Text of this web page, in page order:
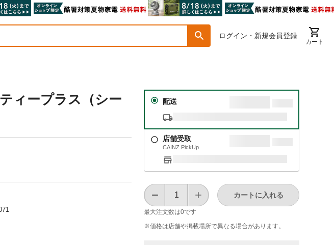
ログイン・新規会員登録
カート
ィープラス（シー
配送
店舗受取
CAINZ PickUp
最大注文数は0です
カートに入れる
※価格は​店舗や​掲載場所で​異なる​場合が​あります。